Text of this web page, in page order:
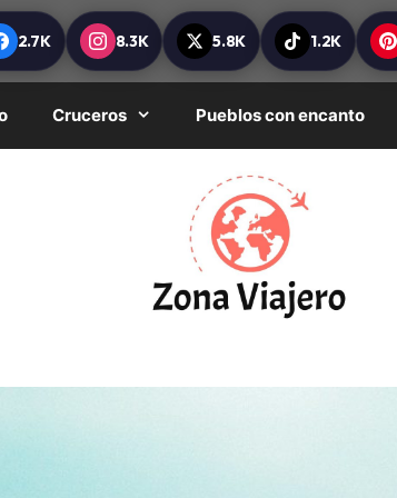
2.7K 8.3K 5.8K 1.2K
Cruceros Pueblos con encanto